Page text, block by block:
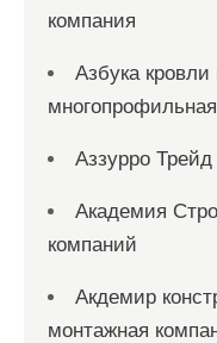
компания
Азбука
Аззурро Трейд
Академия
компаний
Акдемир
монтажная